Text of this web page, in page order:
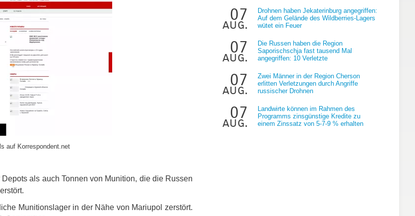
auf Korrespondent.net
als auch Tonnen von Munition, die die Russen
Munitionslager in der Nähe von Mariupol zerstört.
07
aug.
Drohnen haben Jekaterinburg angegriffen:
Auf dem Gelände des Wildberries-Lagers
wütet ein Feuer
07
aug.
Die Russen haben die Region
Saporischschja fast tausend Mal
angegriffen: 10 Verletzte
07
aug.
Zwei Männer in der Region Cherson
erlitten Verletzungen durch Angriffe
russischer Drohnen
07
aug.
Landwirte können im Rahmen des
Programms zinsgünstige Kredite zu
einem Zinssatz von 5-7-9 % erhalten